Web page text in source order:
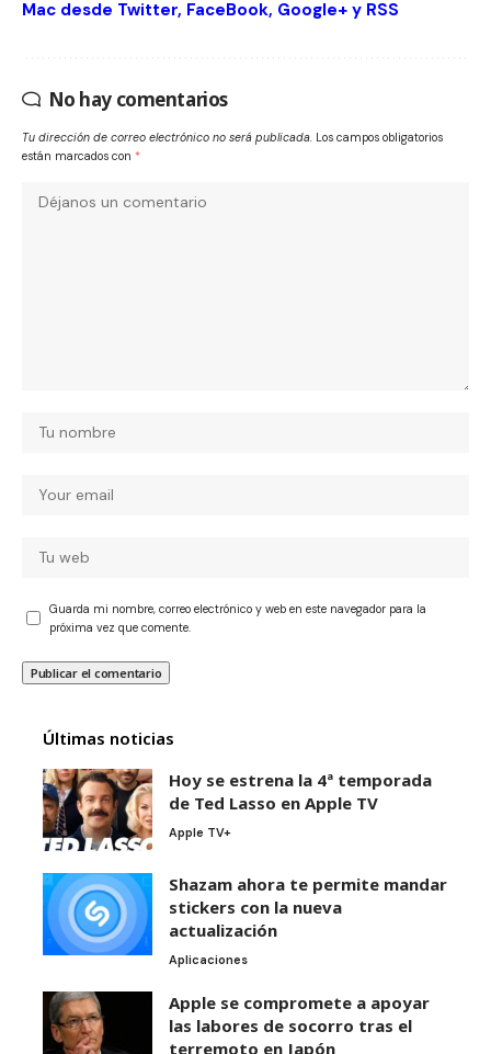
Mac desde Twitter, FaceBook, Google+ y RSS
No hay comentarios
Tu dirección de correo electrónico no será publicada. Los campos obligatorios
están marcados con *
Guarda mi nombre, correo electrónico y web en este navegador para la
próxima vez que comente.
Últimas noticias
Hoy se estrena la 4ª temporada
de Ted Lasso en Apple TV
Apple TV+
Shazam ahora te permite mandar
stickers con la nueva
actualización
Aplicaciones
Apple se compromete a apoyar
las labores de socorro tras el
terremoto en Japón